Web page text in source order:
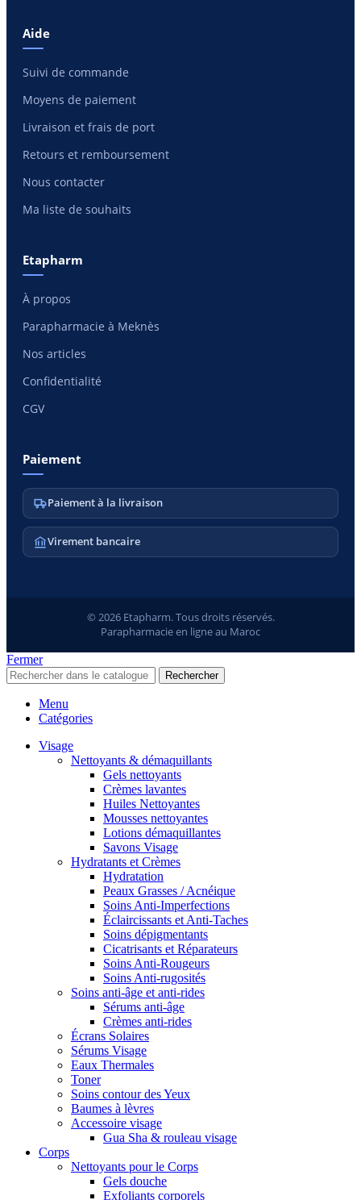
Aide
Suivi de commande
Moyens de paiement
Livraison et frais de port
Retours et remboursement
Nous contacter
Ma liste de souhaits
Etapharm
À propos
Parapharmacie à Meknès
Nos articles
Confidentialité
CGV
Paiement
Paiement à la livraison
Virement bancaire
© 2026 Etapharm. Tous droits réservés.
Parapharmacie en ligne au Maroc
Fermer
Rechercher
Menu
Catégories
Visage
Nettoyants & démaquillants
Gels nettoyants
Crèmes lavantes
Huiles Nettoyantes
Mousses nettoyantes
Lotions démaquillantes
Savons Visage
Hydratants et Crèmes
Hydratation
Peaux Grasses / Acnéique
Soins Anti-Imperfections
Éclaircissants et Anti-Taches
Soins dépigmentants
Cicatrisants et Réparateurs
Soins Anti-Rougeurs
Soins Anti-rugosités
Soins anti-âge et anti-rides
Sérums anti-âge
Crèmes anti-rides
Écrans Solaires
Sérums Visage
Eaux Thermales
Toner
Soins contour des Yeux
Baumes à lèvres
Accessoire visage
Gua Sha & rouleau visage
Corps
Nettoyants pour le Corps
Gels douche
Exfoliants corporels